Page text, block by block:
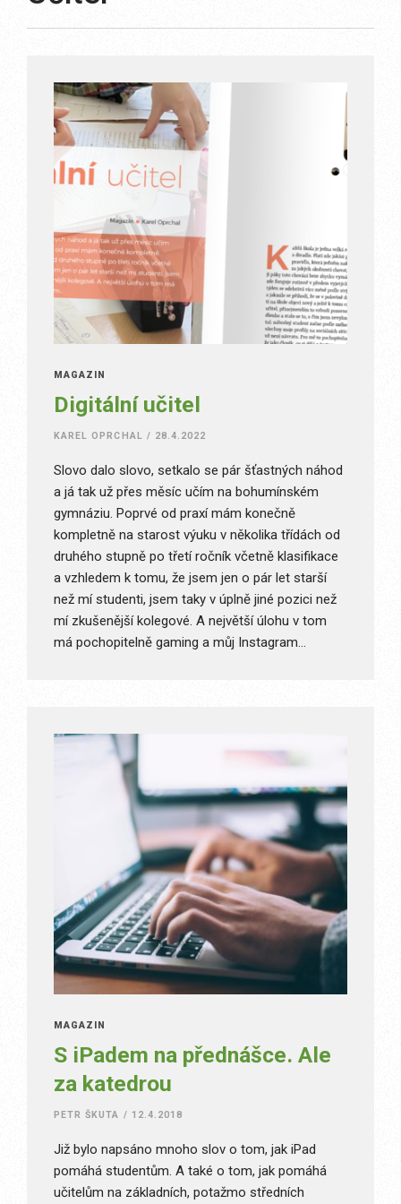
MAGAZÍN
Digitální učitel
KAREL OPRCHAL / 28.4.2022
Slovo dalo slovo, setkalo se pár šťastných náhod
a já tak už přes měsíc učím na bohumínském
gymnáziu. Poprvé od praxí mám konečně
kompletně na starost výuku v několika třídách od
druhého stupně po třetí ročník včetně klasifikace
a vzhledem k tomu, že jsem jen o pár let starší
než mí studenti, jsem taky v úplně jiné pozici než
mí zkušenější kolegové. A největší úlohu v tom
má pochopitelně gaming a můj Instagram…
MAGAZÍN
S iPadem na přednášce. Ale
za katedrou
PETR ŠKUTA / 12.4.2018
Již bylo napsáno mnoho slov o tom, jak iPad
pomáhá studentům. A také o tom, jak pomáhá
učitelům na základních, potažmo středních